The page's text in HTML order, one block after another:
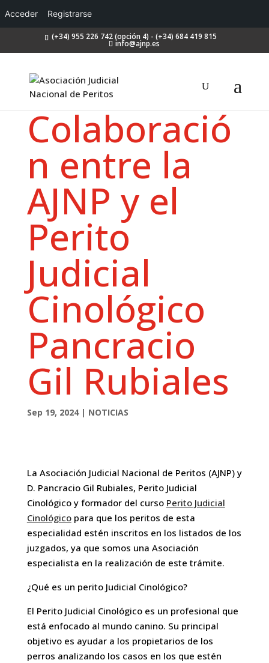
Acceder Registrarse
(+34) 955 226 742 (opción 4) - (+34) 684 419 815
info@ajnp.es
Colaboració
n entre la
AJNP y el
Perito
Judicial
Cinológico
Pancracio
Gil Rubiales
Sep 19, 2024| NOTICIAS
La Asociación Judicial Nacional de Peritos (AJNP) y
D. Pancracio Gil Rubiales, Perito Judicial
Cinológico y formador del curso Perito Judicial
Cinológicopara que los peritos de esta
especialidad estén inscritos en los listados de los
juzgados, ya que somos una Asociación
especialista en la realización de este trámite.
¿Qué es un perito Judicial Cinológico?
El Perito Judicial Cinológico es un profesional que
está enfocado al mundo canino. Su principal
objetivo es ayudar a los propietarios de los
perros analizando los casos en los que estén